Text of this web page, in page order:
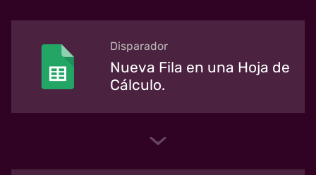
Disparador
Nueva Fila en una Hoja de
Cálculo.